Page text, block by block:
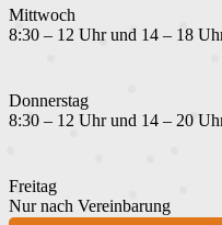
Mittwoch
8:30 – 12 Uhr und 14 – 18
Donnerstag
8:30 – 12 Uhr und 14 – 20
Freitag
Nur nach Vereinbarung